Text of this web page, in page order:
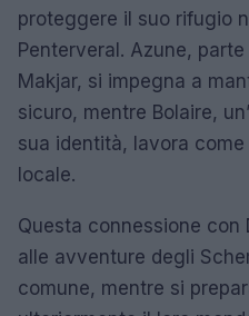
proteggere il suo rifugio
Penterveral. Azune,
Makjar, si impegna a
sicuro, mentre Bolaire,
sua identità, lavora
locale.
Questa connessione con
alle avventure degli
comune, mentre si